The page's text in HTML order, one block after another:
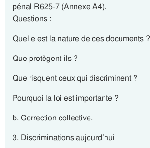
pénal R625-7 (Annexe A4).
Questions :
Quelle est la nature de ces documents ?
Que protègent-ils ?
Que risquent ceux qui discriminent ?
Pourquoi la loi est importante ?
b. Correction collective.
3. Discriminations aujourd’hui